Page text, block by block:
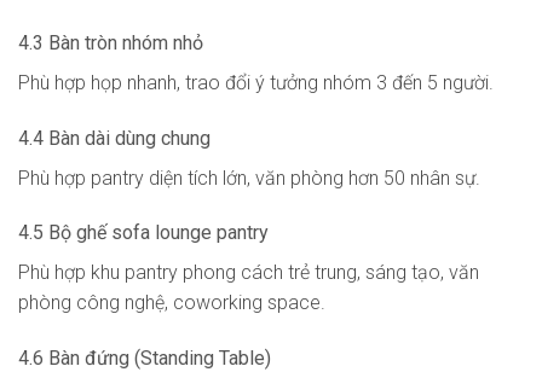
4.3 Bàn tròn nhóm nhỏ
Phù hợp họp nhanh, trao đổi ý tưởng nhóm 3 đến 5 người.
4.4 Bàn dài dùng chung
Phù hợp pantry diện tích lớn, văn phòng hơn 50 nhân sự.
4.5 Bộ ghế sofa lounge pantry
Phù hợp khu pantry phong cách trẻ trung, sáng tạo, văn
phòng công nghệ, coworking space.
4.6 Bàn đứng (Standing Table)